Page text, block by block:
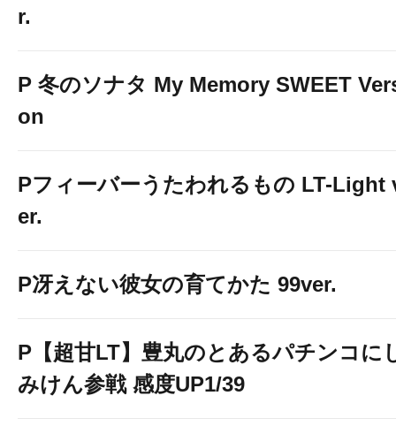
r.
P 冬のソナタ My Memory SWEET
on
Pフィーバーうたわれるもの LT-Light
er.
P冴えない彼女の育てかた 99ver.
P【超甘LT】豊丸のとあるパチンコに
みけん参戦 感度UP1/39